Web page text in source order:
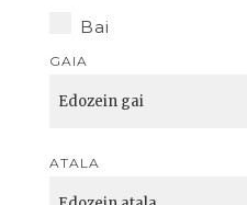
Bai
GAIA
ATALA